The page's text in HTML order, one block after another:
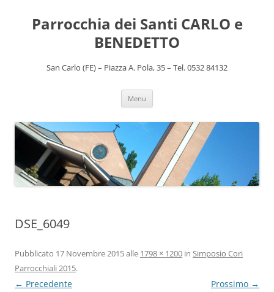
contenuto
Parrocchia dei Santi CARLO e
BENEDETTO
San Carlo (FE) – Piazza A. Pola, 35 – Tel. 0532 84132
Menu
DSE_6049
Pubblicato 17 Novembre 2015alle 1798 × 1200 in Simposio Cori
Parrocchiali 2015.
← Precedente Prossimo →